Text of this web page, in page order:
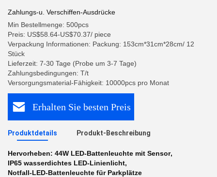
Zahlungs-u. Verschiffen-Ausdrücke
Min Bestellmenge: 500pcs
Preis: US$58.64-US$70.37/ piece
Verpackung Informationen: Packung: 153cm*31cm*28cm/ 12
Stück
Lieferzeit: 7-30 Tage (Probe um 3-7 Tage)
Zahlungsbedingungen: T/t
Versorgungsmaterial-Fähigkeit: 10000pcs pro Monat
Erhalten Sie besten Preis
Produktdetails Produkt-Beschreibung
Hervorheben: 44W LED-Battenleuchte mit Sensor,
IP65 wasserdichtes LED-Linienlicht,
Notfall-LED-Battenleuchte für Parkplätze